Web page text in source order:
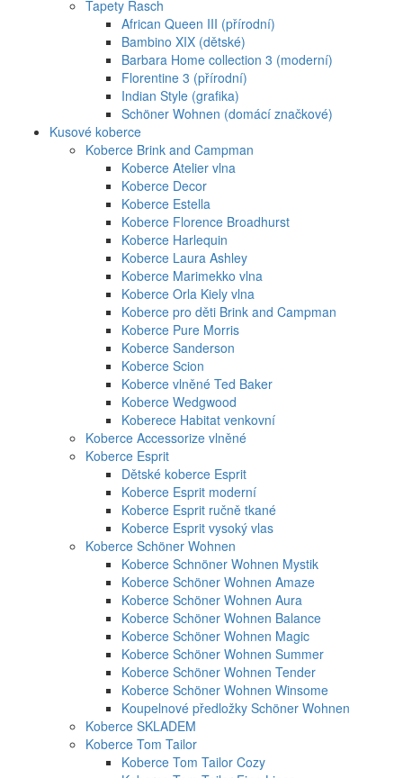
Tapety Rasch
African Queen III (přírodní)
Bambino XIX (dětské)
Barbara Home collection 3 (moderní)
Florentine 3 (přírodní)
Indian Style (grafika)
Schöner Wohnen (domácí značkové)
Kusové koberce
Koberce Brink and Campman
Koberce Atelier vlna
Koberce Decor
Koberce Estella
Koberce Florence Broadhurst
Koberce Harlequin
Koberce Laura Ashley
Koberce Marimekko vlna
Koberce Orla Kiely vlna
Koberce pro děti Brink and Campman
Koberce Pure Morris
Koberce Sanderson
Koberce Scion
Koberce vlněné Ted Baker
Koberce Wedgwood
Koberece Habitat venkovní
Koberce Accessorize vlněné
Koberce Esprit
Dětské koberce Esprit
Koberce Esprit moderní
Koberce Esprit ručně tkané
Koberce Esprit vysoký vlas
Koberce Schöner Wohnen
Koberce Schnöner Wohnen Mystik
Koberce Schöner Wohnen Amaze
Koberce Schöner Wohnen Aura
Koberce Schöner Wohnen Balance
Koberce Schöner Wohnen Magic
Koberce Schöner Wohnen Summer
Koberce Schöner Wohnen Tender
Koberce Schöner Wohnen Winsome
Koupelnové předložky Schöner Wohnen
Koberce SKLADEM
Koberce Tom Tailor
Koberce Tom Tailor Cozy